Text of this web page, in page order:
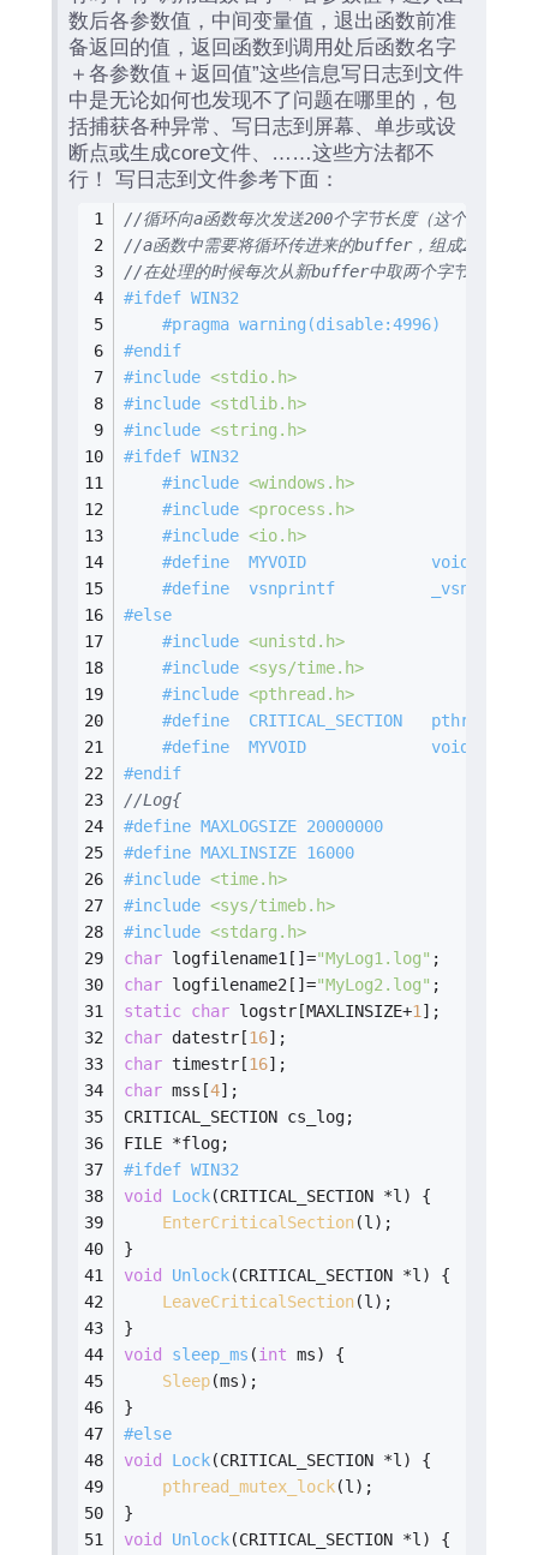
数后各参数值，中间变量值，退出函数前准
备返回的值，返回函数到调用处后函数名字
＋各参数值＋返回值”这些信息写日志到文件
中是无论如何也发现不了问题在哪里的，包
括捕获各种异常、写日志到屏幕、单步或设
断点或生成core文件、……这些方法都不
行！ 写日志到文件参考下面：
//循环向a函数每次发送200个字节长度（这个是固定
//a函数中需要将循环传进来的buffer，组成240字节
//在处理的时候每次从新buffer中取两个字节打印
#ifdef WIN32
#pragma warning (disable:4996)
#endif
#include <stdio.h>
#include <stdlib.h>
#include <string.h>
#ifdef WIN32
#include <windows.h>
#include <process.h>
#include <io.h>
#define
  MYVOID             void
#define
  vsnprintf          _vsnprintf
#else
#include <unistd.h>
#include <sys/time.h>
#include <pthread.h>
#define
CRITICAL_SECTION
#define
  MYVOID             void *
#endif
//Log{
#define MAXLOGSIZE 20000000
#define MAXLINSIZE 16000
#include <time.h>
#include <sys/timeb.h>
#include <stdarg.h>
char logfilename1[]="MyLog1.log" ;
char logfilename2[]="MyLog2.log" ;
static char logstr[MAXLINSIZE+1];
char datestr[16];
char timestr[16];
char mss[4];
CRITICAL_SECTION cs_log;
FILE *flog;
#ifdef WIN32
void
Lock(CRITICAL_SECTION *l)
{
EnterCriticalSection(l);
}
void
Unlock(CRITICAL_SECTION *l)
{
LeaveCriticalSection(l);
}
void
sleep_ms (int ms)
{
Sleep(ms);
}
#else
void
Lock(CRITICAL_SECTION *l)
{
pthread_mutex_lock(l);
}
void
Unlock(CRITICAL_SECTION *l)
{